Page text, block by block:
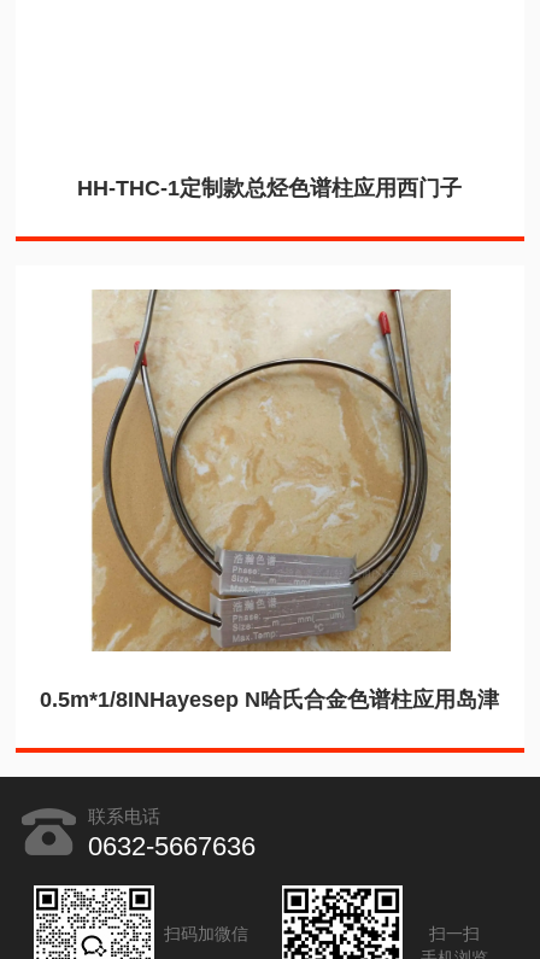
HH-THC-1定制款总烃色谱柱应用西门子
0.5m*1/8INHayesep N哈氏合金色谱柱应用岛津
联系电话
0632-5667636
扫码加微信
扫一扫